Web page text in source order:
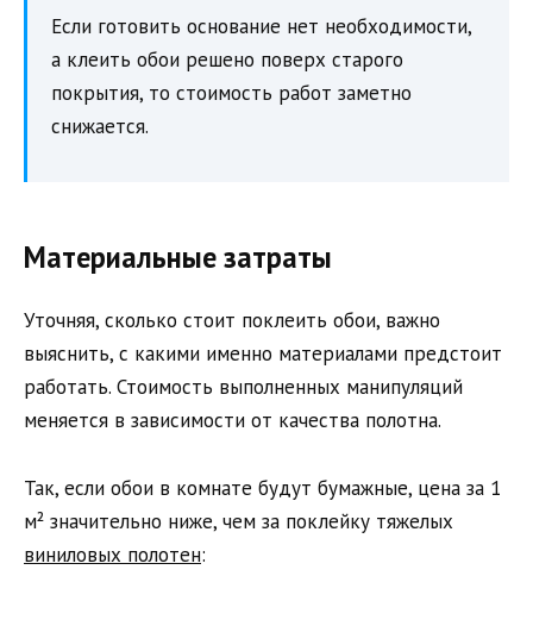
Если готовить основание нет необходимости,
а клеить обои решено поверх старого
покрытия, то стоимость работ заметно
снижается.
Материальные затраты
Уточняя, сколько стоит поклеить обои, важно
выяснить, с какими именно материалами предстоит
работать. Стоимость выполненных манипуляций
меняется в зависимости от качества полотна.
Так, если обои в комнате будут бумажные, цена за 1
м² значительно ниже, чем за поклейку тяжелых
виниловых полотен: